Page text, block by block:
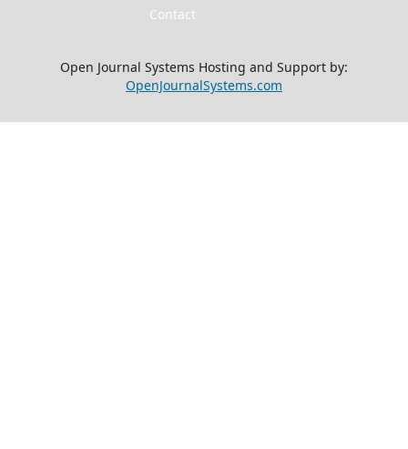
Contact
Open Journal Systems Hosting and Support by:
OpenJournalSystems.com